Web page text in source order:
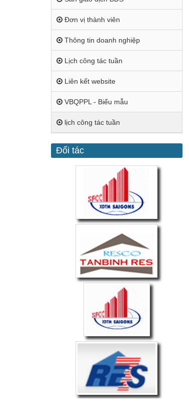
Đơn vị thành viên
Thông tin doanh nghiệp
Lịch công tác tuần
Liên kết website
VBQPPL - Biểu mẫu
lịch công tác tuần
Đối tác